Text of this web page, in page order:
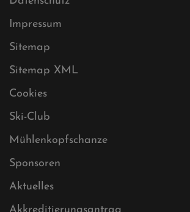
Datenschutz
Impressum
Sitemap
Sitemap XML